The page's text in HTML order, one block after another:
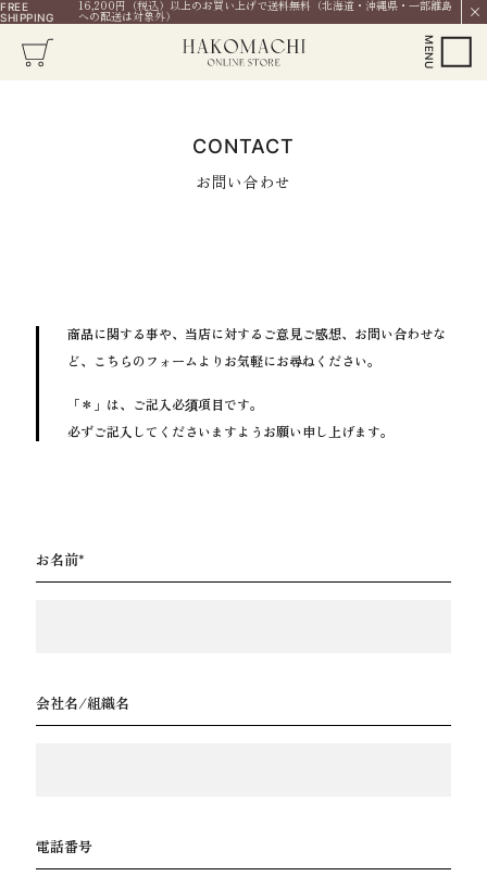
FREE
SHIPPING
16,200円（税込）以上のお買い上げで送料無料（北海道・沖縄県・一部離島
への配送は対象外）
CONTACT
お問い合わせ
商品に関する事や、当店に対するご意見ご感想、お問い合わせな
ど、 こちらのフォームよりお気軽にお尋ねください。
「＊」は、ご記入必須項目です。
必ずご記入してくださいますようお願い申し上げます。
お名前
会社名/組織名
電話番号